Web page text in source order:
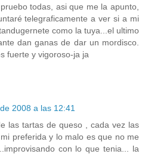
todas, asi que me la apunto,
telegraficamente a ver si a mi
como la tuya...el ultimo
dan ganas de dar un mordisco.
fuerte y vigoroso-ja ja
2008 a las 12:41
las tartas de queso , cada vez las
preferida y lo malo es que no me
con lo que tenia... la